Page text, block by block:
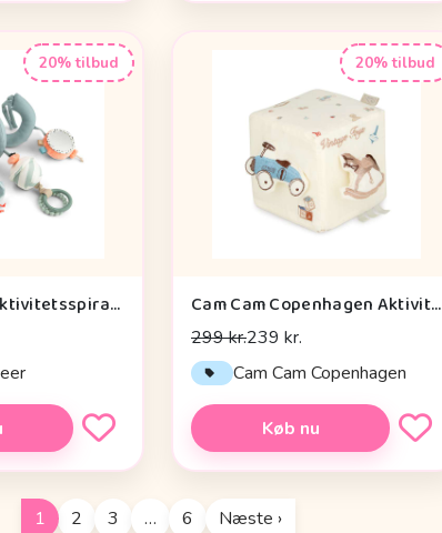
20% tilbud
Done by Deer Aktivitetsspiral - Celebration - Blå
20% tilbud
Cam Cam Copenhagen Aktivitetsterning - OCS - Vintage Toys
299 kr.239 kr.
Cam Cam Copenhagen
Køb nu
1 2 3 … 6 Næste ›